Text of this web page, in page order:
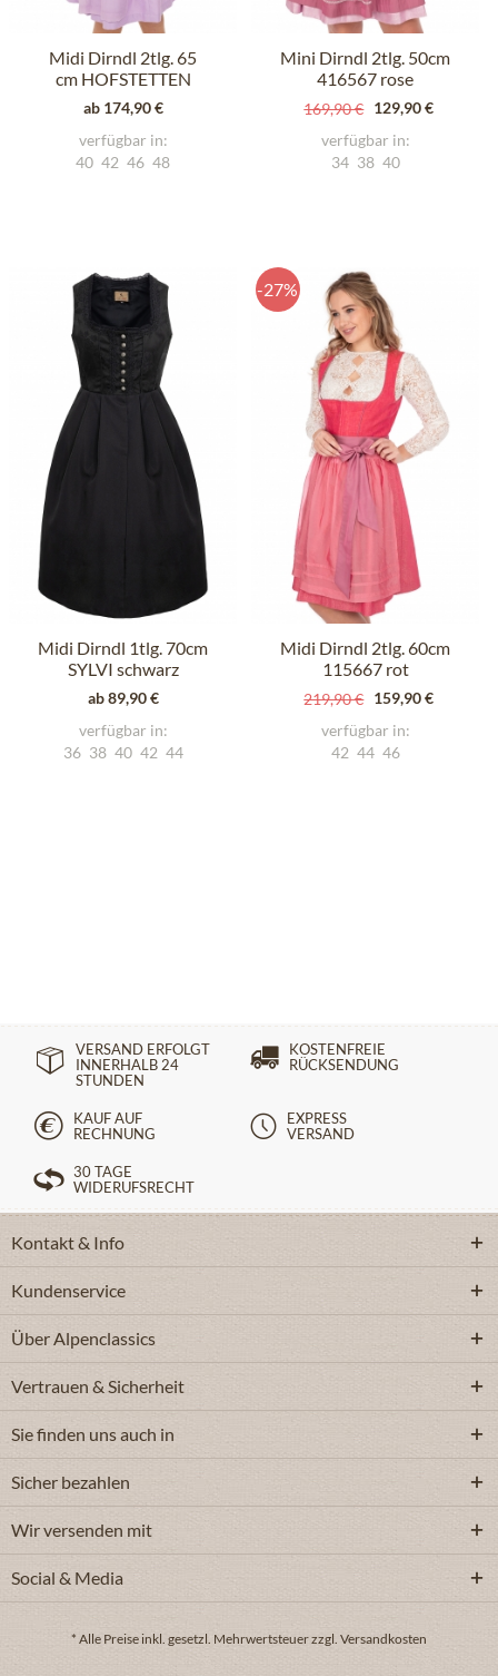
Midi Dirndl 2tlg. 65
cm HOFSTETTEN
flieder
ab 174,90 €
verfügbar in:
40 42 46 48
Mini Dirndl 2tlg. 50cm
416567 rose
169,90 € 129,90 €
verfügbar in:
34 38 40
Midi Dirndl 1tlg. 70cm
SYLVI schwarz
ab 89,90 €
verfügbar in:
36 38 40 42 44
-27%
Midi Dirndl 2tlg. 60cm
115667 rot
219,90 € 159,90 €
verfügbar in:
42 44 46
VERSAND ERFOLGT
INNERHALB 24
STUNDEN
KOSTENFREIE
RÜCKSENDUNG
KAUF AUF
RECHNUNG
EXPRESS
VERSAND
30 TAGE
WIDERUFSRECHT
Kontakt & Info
Kundenservice
Über Alpenclassics
Vertrauen & Sicherheit
Sie finden uns auch in
Sicher bezahlen
Wir versenden mit
Social & Media
* Alle Preise inkl. gesetzl. Mehrwertsteuer zzgl. Versandkosten